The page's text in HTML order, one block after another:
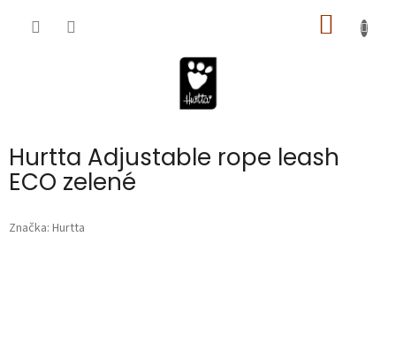
KOŠÍK
Hurtta Adjustable rope leash
ECO zelené
Značka: Hurtta